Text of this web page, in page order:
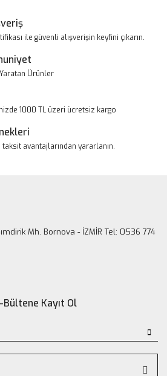
Yorum Yaz
bozuk veya görüntülenemiyor.
bulunuyor.
alternatifler olmalı.
ile güvenli alışverişin keyfini çıkarın.
Ürünler
1000 TL üzeri ücretsiz kargo
taksit avantajlarından yararlanın.
Mh. Bornova - İZMİR Tel: 0536 774
Bültene Kayıt Ol